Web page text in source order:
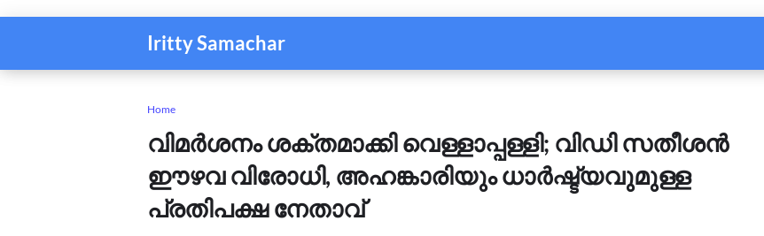
Iritty Samachar
Home
വിമർശനം ശക്തമാക്കി വെള്ളാപ്പള്ളി; വിഡി സതീശൻ
ഈഴവ വിരോധി, അഹങ്കാരിയും ധാർഷ്ട്യവുമുള്ള
പ്രതിപക്ഷ നേതാവ്